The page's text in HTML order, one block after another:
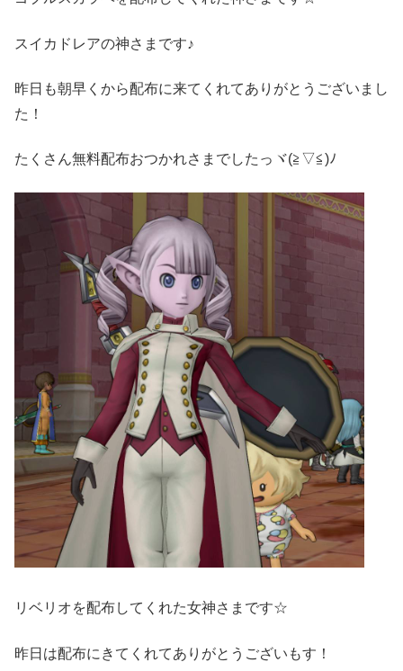
スイカドレアの神さまです♪
昨日も朝早くから配布に来てくれてありがとうございまし
た！
たくさん無料配布おつかれさまでしたっヾ(≧▽≦)ﾉ
リベリオを配布してくれた女神さまです☆
昨日は配布にきてくれてありがとうございもす！